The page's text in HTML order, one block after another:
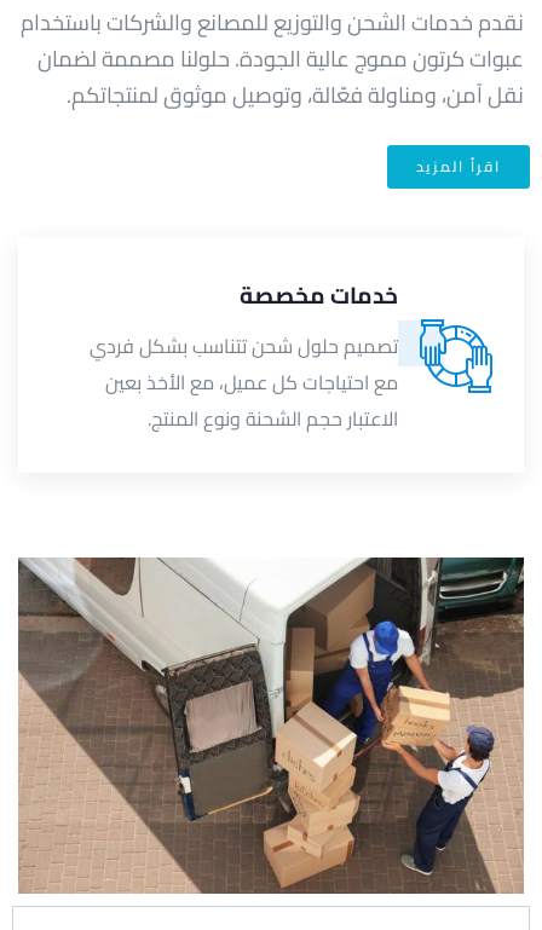
نقدم خدمات الشحن والتوزيع للمصانع والشركات باستخدام
عبوات كرتون مموج عالية الجودة. حلولنا مصممة لضمان
نقل آمن، ومناولة فعّالة، وتوصيل موثوق لمنتجاتكم.
اقرأ المزيد
خدمات مخصصة
تصميم حلول شحن تتناسب بشكل فردي
مع احتياجات كل عميل، مع الأخذ بعين
الاعتبار حجم الشحنة ونوع المنتج.